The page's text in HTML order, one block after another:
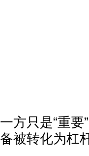
一方只是“重要
备被转化为杠